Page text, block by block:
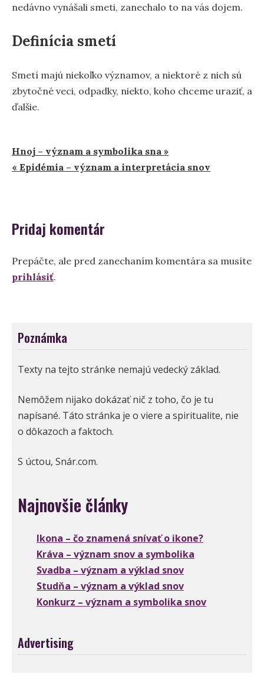
nedávno vynášali smeti, zanechalo to na vás dojem.
Definícia smetí
Smetí majú niekoľko významov, a niektoré z nich sú
zbytočné veci, odpadky, niekto, koho chceme uraziť, a
ďalšie.
Navigácia
v
Hnoj – význam a symbolika sna »
« Epidémia – význam a interpretácia snov
Pridaj komentár
Prepáčte, ale pred zanechaním komentára sa musíte
prihlásiť.
Poznámka
Texty na tejto stránke nemajú vedecký základ.
Nemôžem nijako dokázať nič z toho, čo je tu
napísané. Táto stránka je o viere a spiritualite, nie
o dôkazoch a faktoch.
S úctou, Snár.com.
Najnovšie články
Ikona – čo znamená snívať o ikone?
Kráva – význam snov a symbolika
Svadba – význam a výklad snov
Studňa – význam a výklad snov
Konkurz – význam a symbolika snov
Advertising